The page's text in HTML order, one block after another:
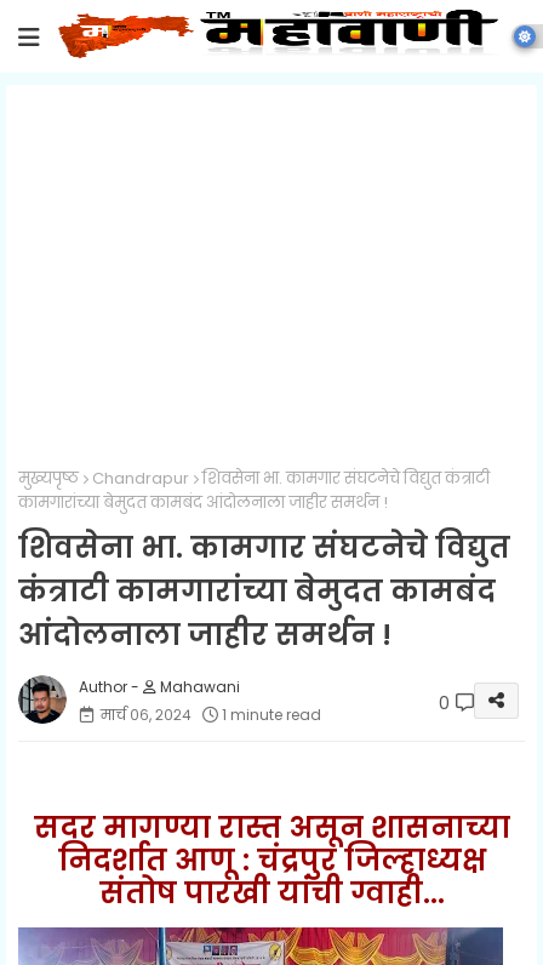
मुख्यपृष्ठ Chandrapur शिवसेना भा. कामगार संघटनेचे विद्युत कंत्राटी
कामगारांच्या बेमुदत कामबंद आंदोलनाला जाहीर समर्थन !
शिवसेना भा. कामगार संघटनेचे विद्युत
कंत्राटी कामगारांच्या बेमुदत कामबंद
आंदोलनाला जाहीर समर्थन !
Mahawani
मार्च ०६, २०२४
1 minute read 0
सदर मागण्या रास्त असून शासनाच्या
निदर्शात आणू : चंद्रपुर जिल्हाध्यक्ष
संतोष पारखी यांची ग्वाही...